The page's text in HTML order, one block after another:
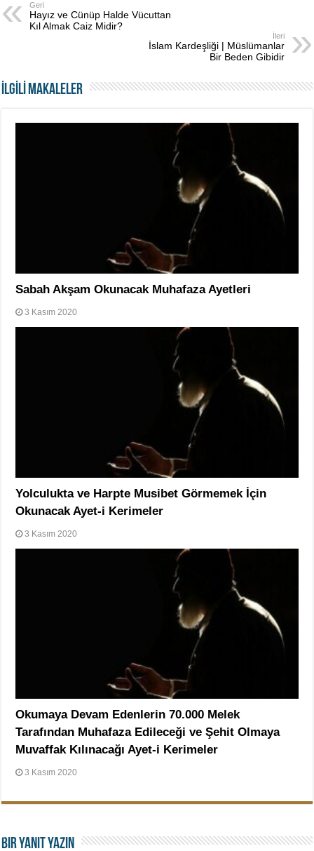
Geri
Hayız ve Cünüp Halde Vücuttan
Kıl Almak Caiz Midir?
İleri
İslam Kardeşliği | Müslümanlar
Bir Beden Gibidir
İLGİLİ MAKALELER
Sabah Akşam Okunacak Muhafaza Ayetleri
3 Kasım 2020
Yolculukta ve Harpte Musibet Görmemek İçin
Okunacak Ayet-i Kerimeler
3 Kasım 2020
Okumaya Devam Edenlerin 70.000 Melek
Tarafından Muhafaza Edileceği ve Şehit Olmaya
Muvaffak Kılınacağı Ayet-i Kerimeler
3 Kasım 2020
Bir yanıt yazın